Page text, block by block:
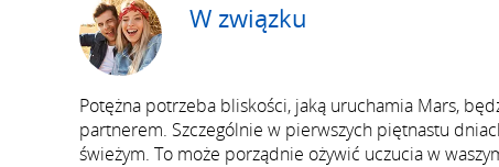
W związku
Potężna potrzeba bliskości, jaką uruchamia Mars,
partnerem. Szczególnie w pierwszych piętnastu
świeżym. To może porządnie ożywić uczucia w